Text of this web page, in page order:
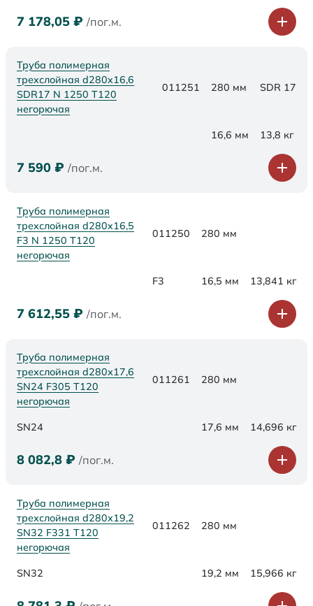
7 178,05 ₽ /пог.м.
Труба полимерная
трехслойная d280x16,6
SDR17 N 1250 Т120
негорючая
011251 280 мм SDR 17
16,6 мм 13,8 кг
7 590 ₽ /пог.м.
Труба полимерная
трехслойная d280x16,5
F3 N 1250 Т120
негорючая
011250 280 мм
F3 16,5 мм 13,841 кг
7 612,55 ₽ /пог.м.
Труба полимерная
трехслойная d280х17,6
SN24 F305 Т120
негорючая
011261 280 мм
SN24 17,6 мм 14,696 кг
8 082,8 ₽ /пог.м.
Труба полимерная
трехслойная d280х19,2
SN32 F331 Т120
негорючая
011262 280 мм
SN32 19,2 мм 15,966 кг